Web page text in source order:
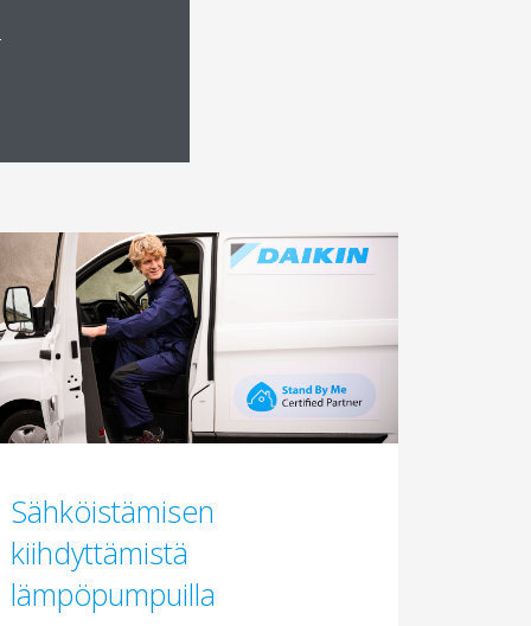
Sähköistämisen
kiihdyttämistä
lämpöpumpuilla